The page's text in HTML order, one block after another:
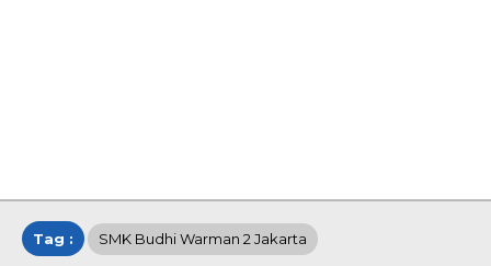
Tag : SMK Budhi Warman 2 Jakarta